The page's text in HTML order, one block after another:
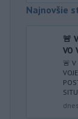
Najnovšie
🚨
VO
🚨 V